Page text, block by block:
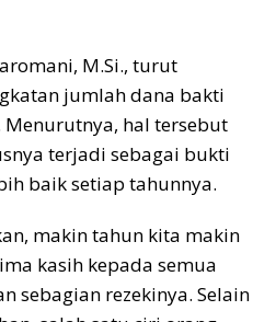
M.Si., turut
jumlah dana bakti
hal tersebut
terjadi sebagai bukti
baik setiap tahunnya.
makin tahun kita makin
kasih kepada semua
sebagian rezekinya. Selain